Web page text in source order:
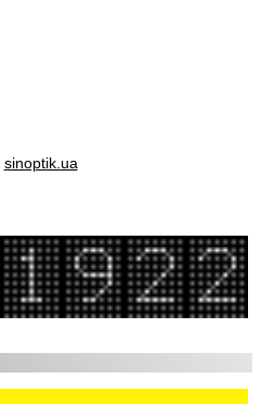
sinoptik.ua